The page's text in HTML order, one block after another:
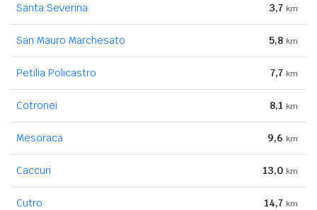
Santa Severina 3,7 km
San Mauro Marchesato 5,8 km
Petilia Policastro 7,7 km
Cotronei 8,1 km
Mesoraca 9,6 km
Caccuri 13,0 km
Cutro 14,7 km